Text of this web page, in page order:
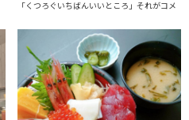
「くつろぐいちばんいいところ」それがコメ